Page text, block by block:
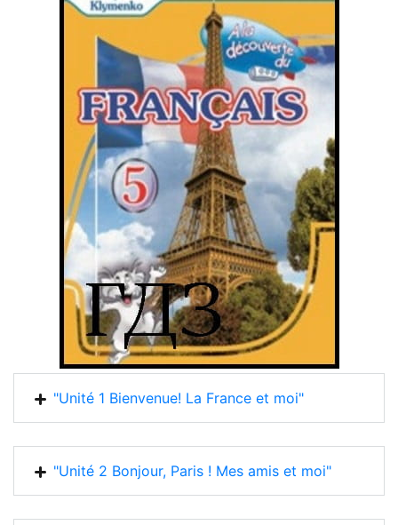
"Unité 1 Bienvenue! La France et moi"
"Unité 2 Bonjour, Paris ! Mes amis et moi"